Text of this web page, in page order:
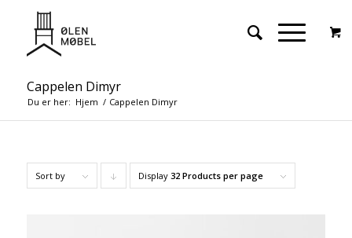
Cappelen Dimyr
Du er her: Hjem / Cappelen Dimyr
Sort by Click
Display 32 Products per page